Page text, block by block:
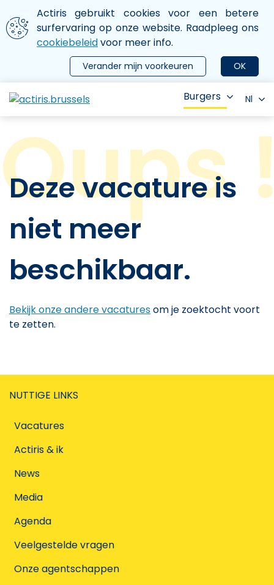
Aller au contenu principal
We gebruiken cookies
Actiris gebruikt cookies voor een betere
surfervaring op onze website. Raadpleeg ons
cookiebeleidvoor meer info.
OK
Verander mijn voorkeuren
le menu
Burgers Nl
Deze vacature is
niet meer
beschikbaar.
Bekijk onze andere vacaturesom je zoektocht voort
te zetten.
NUTTIGE LINKS
Vacatures
Actiris & ik
News
Media
Agenda
Veelgestelde vragen
Onze agentschappen